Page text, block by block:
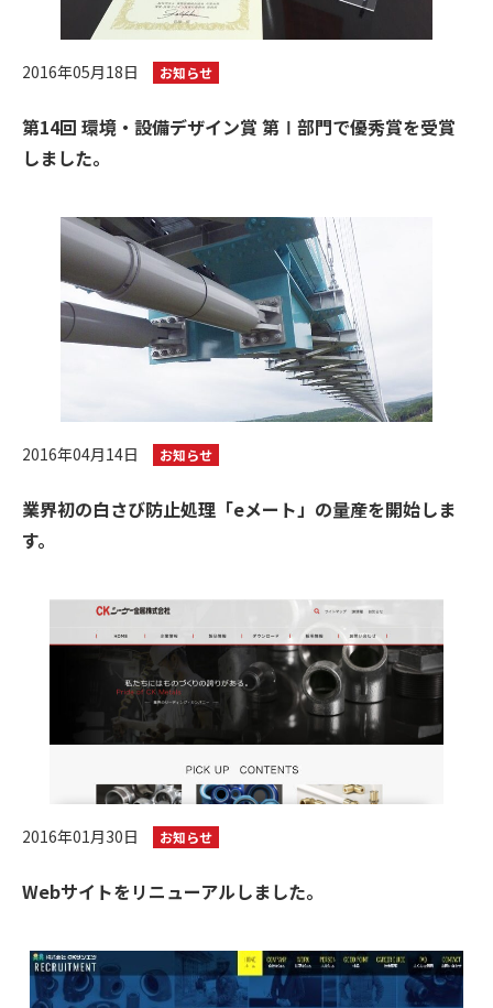
2016年05月18日 お知らせ
第14回 環境・設備デザイン賞 第Ⅰ部門で優秀賞を受賞
しました。
2016年04月14日 お知らせ
業界初の白さび防止処理「eメート」の量産を開始しま
す。
2016年01月30日 お知らせ
Webサイトをリニューアルしました。